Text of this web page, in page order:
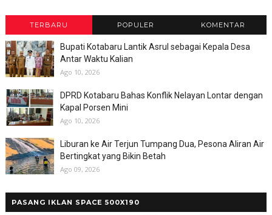
TERBARU POPULER KOMENTAR
Bupati Kotabaru Lantik Asrul sebagai Kepala Desa
Antar Waktu Kalian
Ago 10, 2026
DPRD Kotabaru Bahas Konflik Nelayan Lontar dengan
Kapal Porsen Mini
Ago 10, 2026
Liburan ke Air Terjun Tumpang Dua, Pesona Aliran Air
Bertingkat yang Bikin Betah
Ago 09, 2026
PASANG IKLAN SPACE 500X190